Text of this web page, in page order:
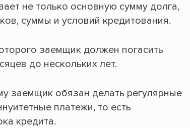
не только основную сумму долга,
суммы и условий кредитования.
заемщик должен погасить
до нескольких лет.
заемщик обязан делать регулярные
платежи, то есть
кредита.